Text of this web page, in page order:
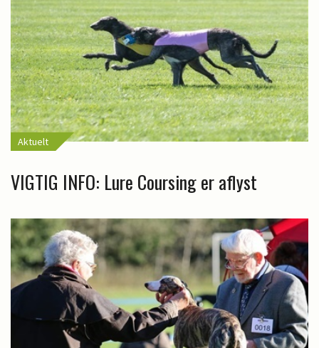
Aktuelt
VIGTIG INFO: Lure Coursing er aflyst